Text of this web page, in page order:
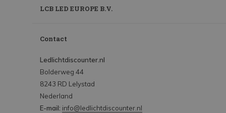
LCB LED EUROPE B.V.
Contact
Ledlichtdiscounter.nl
Bolderweg 44
8243 RD Lelystad
Nederland
E-mail: info@ledlichtdiscounter.nl